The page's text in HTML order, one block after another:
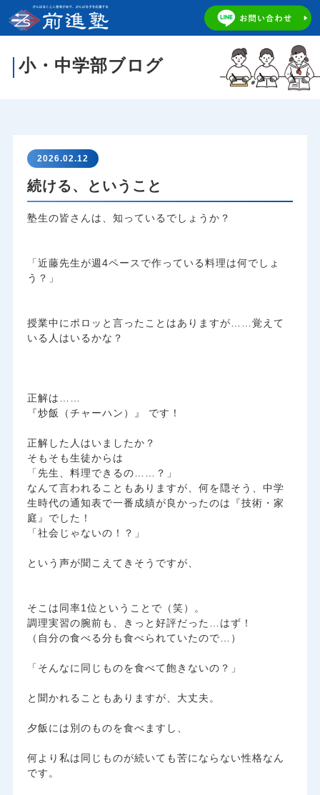
小・中学部ブログ
2026.02.12
続ける、ということ
塾生の皆さんは、知っているでしょうか？
​「近藤先生が週4ペースで作っている料理は何でしょ
う？」
​授業中にポロッと言ったことはありますが……覚えて
いる人はいるかな？
​正解は……
​『炒飯（チャーハン）』 です！
​正解した人はいましたか？
そもそも生徒からは
「先生、料理できるの……？」
なんて言われることもありますが、何を隠そう、中学
生時代の通知表で一番成績が良かったのは『技術・家
庭』でした！
​「社会じゃないの！？」
という声が聞こえてきそうですが、
そこは同率1位ということで（笑）。
調理実習の腕前も、きっと好評だった…はず！
（自分の食べる分も食べられていたので…）
​「そんなに同じものを食べて飽きないの？」
と聞かれることもありますが、大丈夫。
夕飯には別のものを食べますし、
何より私は同じものが続いても苦にならない性格なん
です。